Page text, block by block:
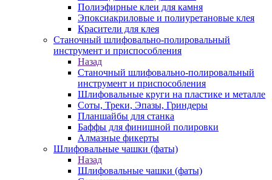
Полиэфирные клеи для камня
Эпоксиакриловые и полиуретановые клея
Красители для клея
Станочный шлифовально-полировальный
инструмент и приспособления
Назад
Станочный шлифовально-полировальный
инструмент и приспособления
Шлифовальные круги на пластике и металле
Соты, Треки, Эпазы, Гриндеры
Планшайбы для станка
Баффы для финишной полировки
Алмазные фикерты
Шлифовальные чашки (фаты)
Назад
Шлифовальные чашки (фаты)